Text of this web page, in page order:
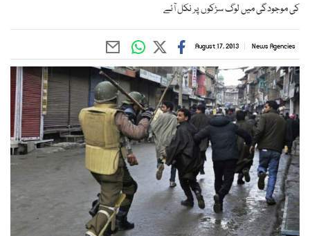
کی موجودگی میں لوگ سڑکوں پر نکل آئے
News Agencies
August 17, 2013